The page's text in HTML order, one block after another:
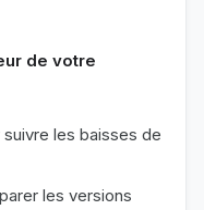
de votre
les baisses de
les versions